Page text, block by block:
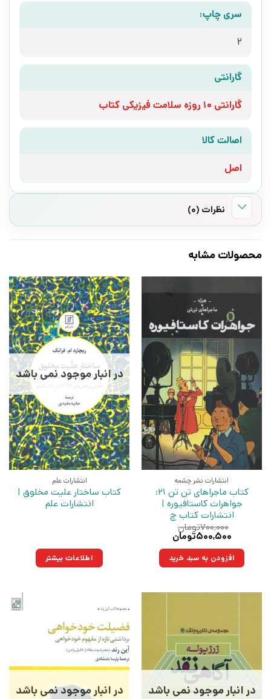
سری چاپ:
2
گارانتی
گارانتی 10 روزه سلامت فیزیکی کتاب
اصالت کالا
اصل
نظرات (0)
محصولات مشابه
انتشارات نشر چشمه
کتاب ماجراهای تن تن 21:
جواهرات کاستافیوره |
انتشارات کتاب چ
۷۰۰,۰۰۰تومان
قیمت
۷۰۰,۰۰۰تومان
بود.
۵۰۰,۵۰۰تومان
۵۰۰,۵۰۰تومان.افزودن به سبد خرید
در انبار موجود نمی باشد
انتشارات علم
کتاب ساختار علیت مخلوق |
انتشارات علم
اطلاعات بیشتر
در انبار موجود نمی باشد در انبار موجود نمی باشد